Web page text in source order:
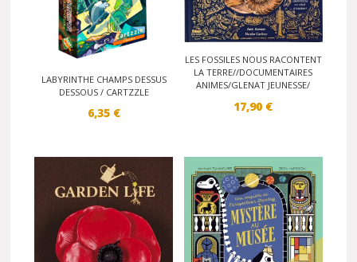
LABYRINTHE CHAMPS DESSUS
DESSOUS / CARTZZLE
6,35 €
LES FOSSILES NOUS RACONTENT
LA TERRE//DOCUMENTAIRES
ANIMES/GLENAT JEUNESSE/
17,90 €